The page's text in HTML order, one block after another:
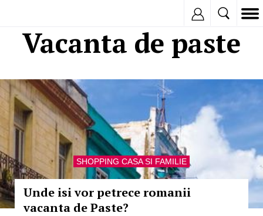
Vacanta de paste
SHOPPING CASA SI FAMILIE
Unde isi vor petrece romanii
vacanta de Paste?